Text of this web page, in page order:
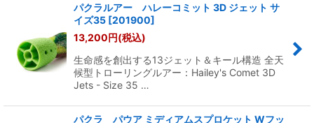
パクラルアー ハレーコミット 3D ジェット サ
イズ35 [201900]
13,200円(税込)
生命感を創出する13ジェット＆キール構造 全天
候型トローリングルアー：Hailey's Comet 3D
Jets - Size 35 …
パクラ パウア ミディアムスプロケット Wフッ